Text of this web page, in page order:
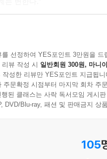
좋겠다고 노래하던 젊은 시
에서 농성을 벌인 노동운
삼 년 전 용산에서는 무고한
진 줄 알았던 물대포가 시민들
선정하여 YES포인트 3만원을 드
뷰 작성 시 일반회원 300원, 마니
성한 리뷰만 YES포인트 지급됩니
주문확정 시점부터 마지막 회차 주
된 클래스는 사락 독서모임 게시
DVD/Blu-ray, 패션 및 판매금지 상
105